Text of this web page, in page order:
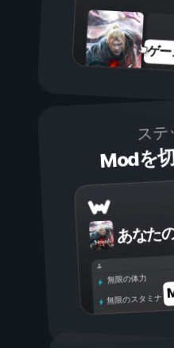
ゲー
ス
Modを
あなた
無限の体力
無限のスタミナ